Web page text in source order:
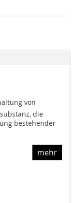
von
die
bestehender
mehr